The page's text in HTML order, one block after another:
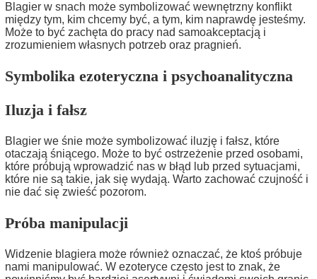
Blagier w snach może symbolizować wewnętrzny konflikt
między tym, kim chcemy być, a tym, kim naprawdę jesteśmy.
Może to być zachęta do pracy nad samoakceptacją i
zrozumieniem własnych potrzeb oraz pragnień.
Symbolika ezoteryczna i psychoanalityczna
Iluzja i fałsz
Blagier we śnie może symbolizować iluzję i fałsz, które
otaczają śniącego. Może to być ostrzeżenie przed osobami,
które próbują wprowadzić nas w błąd lub przed sytuacjami,
które nie są takie, jak się wydają. Warto zachować czujność i
nie dać się zwieść pozorom.
Próba manipulacji
Widzenie blagiera może również oznaczać, że ktoś próbuje
nami manipulować. W ezoteryce często jest to znak, że